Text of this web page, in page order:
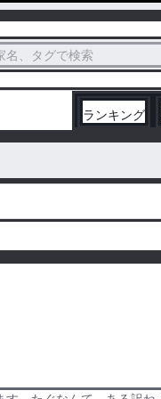
名、タグで検索
ランキング